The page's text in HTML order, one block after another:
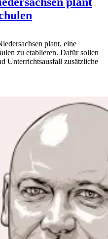
plant, eine
zu etablieren. Dafür sollen
Unterrichtsausfall zusätzliche